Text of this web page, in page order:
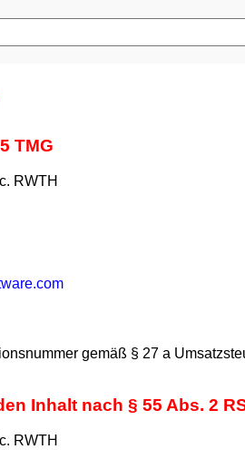
TMG
RWTH
gemäß § 27 a
Inhalt nach § 55 Abs. 2
RWTH